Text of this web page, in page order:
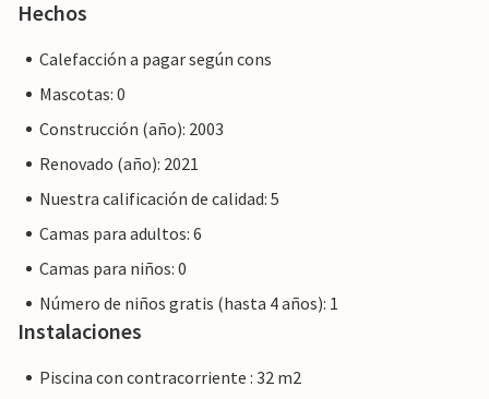
planta a la terraza de la azotea. Allí podrá disfrutar de la
Nota: Esta propiedad está gestionada por un propietario
privado, no por una empresa ni un comerciante. Esto
UE en materia de consumo. Sin embargo, puede estar
seguro de que le proporcionaremos el mismo nivel de
servicio al cliente y su estancia no será diferente a reservar
alojamiento con un propietario profesional.
Hechos
Calefacción a pagar según cons
Mascotas: 0
Construcción (año): 2003
Renovado (año): 2021
Nuestra calificación de calidad: 5
Camas para adultos: 6
Camas para niños: 0
Número de niños gratis (hasta 4 años): 1
Instalaciones
Piscina con contracorriente : 32 m2